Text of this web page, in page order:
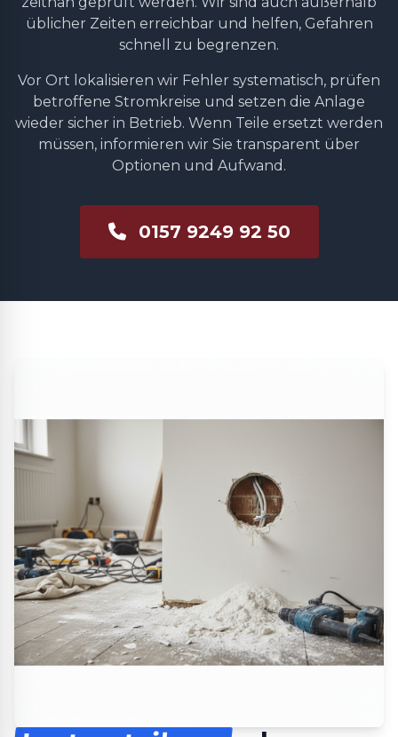
üblicher Zeiten erreichbar und helfen, Gefahren
schnell zu begrenzen.
Vor Ort lokalisieren wir Fehler systematisch, prüfen
betroffene Stromkreise und setzen die Anlage
wieder sicher in Betrieb. Wenn Teile ersetzt werden
müssen, informieren wir Sie transparent über
Optionen und Aufwand.
0157 9249 92 50